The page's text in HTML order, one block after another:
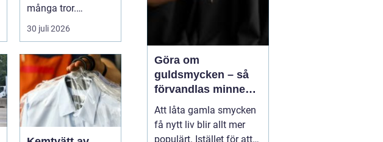
många tror.
Flygtider, packning,
säker...
30 juli 2026
Göra om
guldsmycken – så
förvandlas minnen
till nya favoriter
Att låta gamla smycken
få nytt liv blir allt mer
populärt. Istället för att